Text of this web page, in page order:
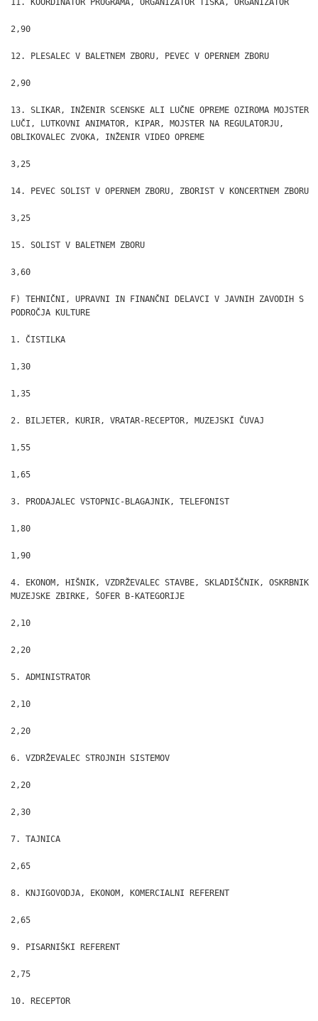
2,90
12. PLESALEC V BALETNEM ZBORU, PEVEC V OPERNEM ZBORU
2,90
13. SLIKAR, INŽENIR SCENSKE ALI LUČNE OPREME OZIROMA MOJSTER
LUČI, LUTKOVNI ANIMATOR, KIPAR, MOJSTER NA REGULATORJU,
OBLIKOVALEC ZVOKA, INŽENIR VIDEO OPREME
3,25
14. PEVEC SOLIST V OPERNEM ZBORU, ZBORIST V KONCERTNEM ZBORU
3,25
15. SOLIST V BALETNEM ZBORU
3,60
F) TEHNIČNI, UPRAVNI IN FINANČNI DELAVCI V JAVNIH ZAVODIH S
PODROČJA KULTURE
1. ČISTILKA
1,30
1,35
2. BILJETER, KURIR, VRATAR-RECEPTOR, MUZEJSKI ČUVAJ
1,55
1,65
3. PRODAJALEC VSTOPNIC-BLAGAJNIK, TELEFONIST
1,80
1,90
4. EKONOM, HIŠNIK, VZDRŽEVALEC STAVBE, SKLADIŠČNIK, OSKRBNIK
MUZEJSKE ZBIRKE, ŠOFER B-KATEGORIJE
2,10
2,20
5. ADMINISTRATOR
2,10
2,20
6. VZDRŽEVALEC STROJNIH SISTEMOV
2,20
2,30
7. TAJNICA
2,65
8. KNJIGOVODJA, EKONOM, KOMERCIALNI REFERENT
2,65
9. PISARNIŠKI REFERENT
2,75
10. RECEPTOR